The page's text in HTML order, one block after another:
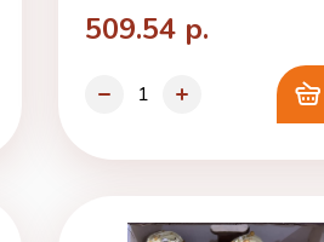
509.54 р.